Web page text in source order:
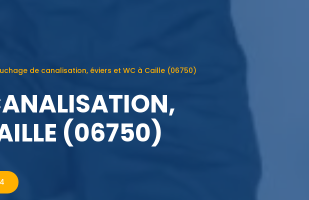
de canalisation, éviers et WC à Caille (06750)
(06750)